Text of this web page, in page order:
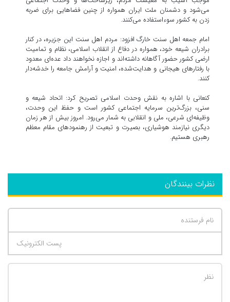
می‌شود و دشمنان ملت ایران همواره از چنین فضاهایی برای ضربه
زدن به کشور سوءاستفاده می‌کنند.
امام جمعه اهل سنت خارگ افزود: مردم اهل سنت این جزیره، در کنار
برادران شیعه خود، همواره در دفاع از انقلاب اسلامی، نظام و تمامیت
ارضی کشور حضور آگاهانه داشته‌اند و اجازه نخواهند داد عده‌ای معدود
با رفتارهای هیجانی و هدایت‌شده، امنیت و آرامش جامعه را خدشه‌دار
کنند.
کنعانی با اشاره به نقش وحدت اسلامی تصریح کرد: اتحاد شیعه و
سنی، بزرگ‌ترین سرمایه اجتماعی کشور است و حفظ این وحدت،
وظیفه‌ای شرعی، ملی و انقلابی به شمار می‌رود. امروز بیش از هر زمان
دیگری نیازمند هوشیاری، بصیرت و تبعیت از رهنمودهای مقام معظم
رهبری هستیم.
نظرات بینندگان